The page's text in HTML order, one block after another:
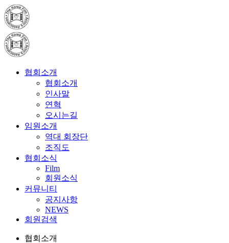
협회소개
협회소개
인사말
연혁
오시는길
임원소개
역대 회장단
조직도
협회소식
Film
회원소식
커뮤니티
공지사항
NEWS
회원검색
협회소개